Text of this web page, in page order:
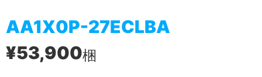
AA1X0P-27ECLBA
¥53,900梱